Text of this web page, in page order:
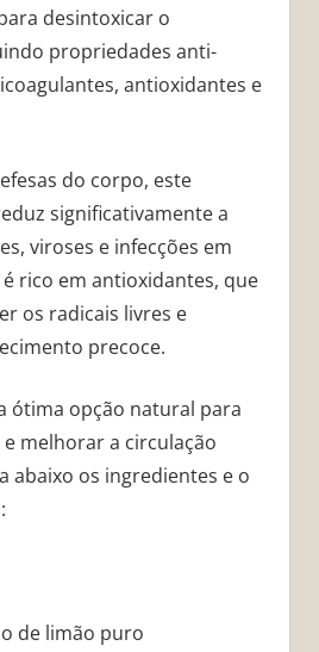
desintoxicar o
propriedades anti-
antioxidantes e
do corpo, este
significativamente a
viroses e infecções em
rico em antioxidantes, que
os radicais livres e
precoce.
ótima opção natural para
melhorar a circulação
abaixo os ingredientes e o
de limão puro